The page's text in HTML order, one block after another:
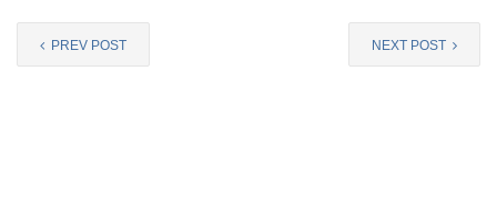
PREV POST NEXT POST